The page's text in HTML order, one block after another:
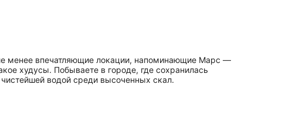
менее впечатляющие локации, напоминающие Марс —
худусы. Побываете в городе, где сохранилась
водой среди высоченных скал.